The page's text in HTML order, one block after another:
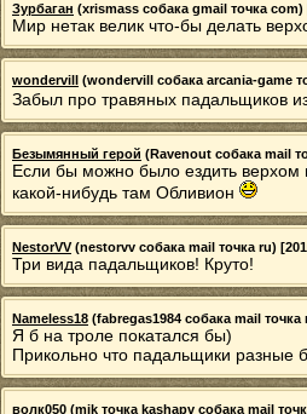
Зурбаган (xrismass собака gmail точка com)
Мир нетак велик что-бы делать
wondervill (wondervill собака arcania-game
Забыл про травяных падальщиков
Безымянный герой (Ravenout собака mail
Если бы можно было ездить верхом
какой-нибудь там Обливион
NestorVV(nestorvv собака mail точка ru)
Три вида падальщиков! Круто!
Nameless18 (fabregas1984 собака mail точка
Я б на троле покатался бы)
Прикольно что падальщики разные
волк050 (mik точка kashapv собака mail